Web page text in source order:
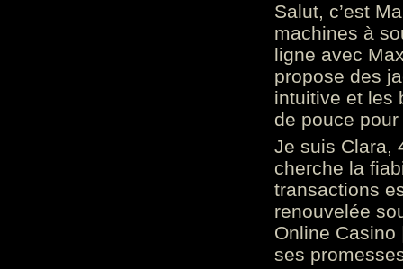
Salut, c’est
machines à
ligne avec
propose des
intuitive et les
de pouce
Je suis Clara,
cherche la
transactions
renouvelée
Online
ses